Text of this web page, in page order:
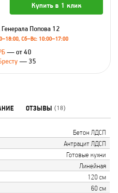
Купить в 1 клик
Генерала Попова 12
Сб–Вс: 10:00–17:00
— от 40
— 35
ОТЗЫВЫ (18)
Бетон ЛДСП
Антрацит ЛДСП
Готовые кухни
Линейная
120 см
60 см